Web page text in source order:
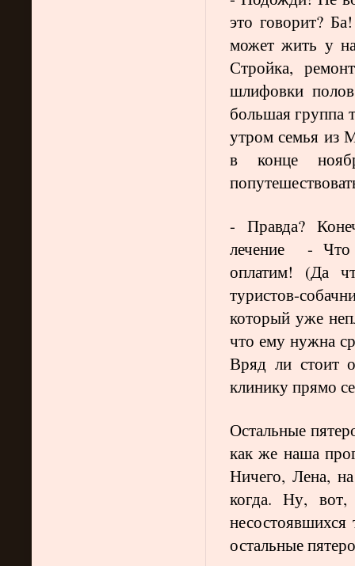
это говорит?
может жить у
Стройка,
шлифовки
большая группа
утром семья из
в конце
- Правда?
лечение -
оплатим! (Да
туристов-
который уже
что ему нужна
Вряд ли стоит
клинику прямо
Остальные
как же наша
Ничего, Лена,
когда. Ну,
остальные